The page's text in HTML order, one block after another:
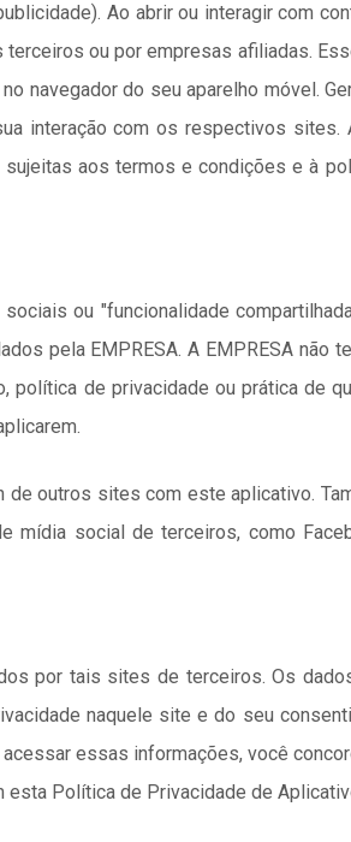
Ao abrir ou interagir com
ou por empresas afiliadas.
navegador do seu aparelho móvel.
interação com os respectivos sites.
aos termos e condições e à
ou "funcionalidade
pela EMPRESA. A EMPRESA não
política de privacidade ou prática de
outros sites com este aplicativo.
social de terceiros, como
por tais sites de terceiros. Os
naquele site e do seu
essas informações, você
Política de Privacidade de